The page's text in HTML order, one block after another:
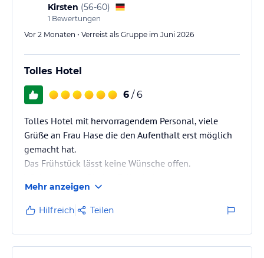
Kirsten (56-60)
1 Bewertungen
Vor 2 Monaten • Verreist als Gruppe im Juni 2026
Tolles Hotel
6 / 6
Tolles Hotel mit hervorragendem Personal, viele
Grüße an Frau Hase die den Aufenthalt erst möglich
gemacht hat.
Das Frühstück lässt keine Wünsche offen.
Mehr anzeigen
Hilfreich Teilen